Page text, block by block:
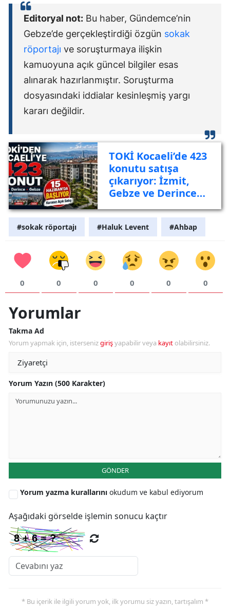
Editoryal not: Bu haber, Gündemce’nin
Gebze’de gerçekleştirdiği özgün sokak
röportajı ve soruşturmaya ilişkin
kamuoyuna açık güncel bilgiler esas
alınarak hazırlanmıştır. Soruşturma
dosyasındaki iddialar kesinleşmiş yargı
kararı değildir.
TOKİ Kocaeli’de 423
konutu satışa
çıkarıyor: İzmit,
Gebze ve Derince
#sokak röportajı #Haluk Levent #Ahbap
0 0 0 0 0 0
Yorumlar
Takma Ad
Yorum yapmak için, istersenizgirişyapabilir veya kayıt olabilirsiniz.
Yorum Yazın (500 Karakter)
GÖNDER
Yorum yazma kurallarını okudum ve kabul ediyorum
Aşağıdaki görselde işlemin sonucu kaçtır
* Bu içerik ile ilgili yorum yok, ilk yorumu siz yazın, tartışalım *